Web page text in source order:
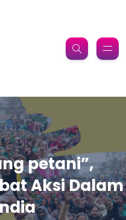
petani”,
Aksi Dalam